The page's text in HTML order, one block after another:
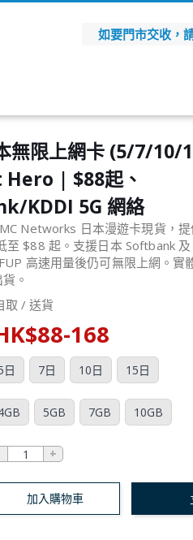
如要門市交收，
無限上網卡 (5/7/10/
| $88起、
KDDI 5G 網絡
Networks 日本漫遊卡現貨，
至 $88 起。支援日本 Softbank
高速用量後仍可無限上網。
。
取 / 送貨
88-168
日 7日 10日 15日
5GB 7GB 10GB
加入購物車